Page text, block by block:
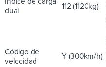
dual
112 (1120kg)
Código de
velocidad
Y (300km/h)